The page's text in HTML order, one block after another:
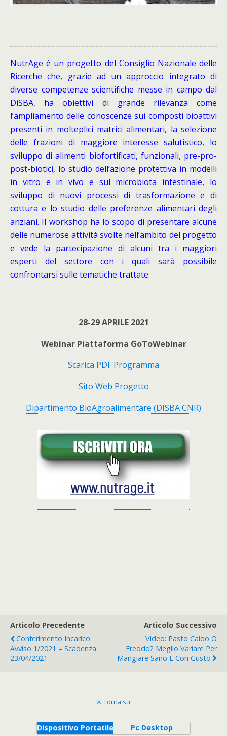
NutrAge è un progetto del Consiglio Nazionale delle
Ricerche che, grazie ad un approccio integrato di
diverse competenze scientifiche messe in campo dal
DiSBA, ha obiettivi di grande rilevanza come
l’ampliamento delle conoscenze sui composti bioattivi
presenti in molteplici matrici alimentari, la selezione
delle frazioni di maggiore interesse salutistico, lo
sviluppo di alimenti biofortificati, funzionali, pre-pro-
post-biotici, lo studio dell’azione protettiva in modelli
in vitro e in vivo e sul microbiota intestinale, lo
sviluppo di nuovi processi di trasformazione e di
cottura e lo studio delle preferenze alimentari degli
anziani. Il workshop ha lo scopo di presentare alcune
delle numerose attività svolte nell’ambito del progetto
e vede la partecipazione di alcuni tra i maggiori
esperti del settore con i quali sarà possibile
confrontarsi sulle tematiche trattate.
28-29 APRILE 2021
Webinar Piattaforma GoToWebinar
Scarica PDF Programma
Sito Web Progetto
Dipartimento BioAgroalimentare (DISBA CNR)
Articolo Precedente
Conferimento Incarico:
Avviso 1/2021 – Scadenza
23/04/2021
Articolo Successivo
Video: Pasto Caldo O
Freddo? Meglio Variare Per
Mangiare Sano E Con Gusto
Torna su
Dispositivo Portatile Pc Desktop